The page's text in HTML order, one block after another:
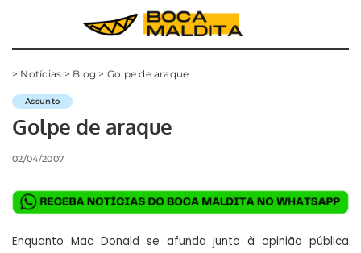
> Notícias > Blog > Golpe de araque
Assunto
Golpe de araque
02/04/2007
Enquanto Mac Donald se afunda junto à opinião pública